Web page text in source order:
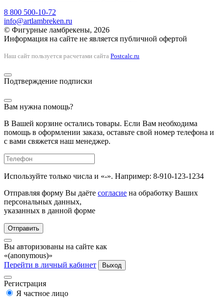
8 800 500-10-72
info@artlambreken.ru
© Фигурные ламбрекены, 2026
Информация на сайте не является публичной офертой
Наш сайт пользуется расчетами сайта Postcalc.ru
Подтверждение подписки
Вам нужна помощь?
В Вашей корзине остались товары. Если Вам необходима
помощь в оформлении заказа, оставьте свой номер телефона и
с вами свяжется наш менеджер.
Используйте только числа и «-». Например: 8-910-123-1234
Отправляя форму Вы даёте согласие на обработку Ваших
персональных данных,
указанных в данной форме
Отправить
Вы авторизованы на сайте как
«(anonymous)»
Перейти в личный кабинет
Выход
Регистрация
Я частное лицо